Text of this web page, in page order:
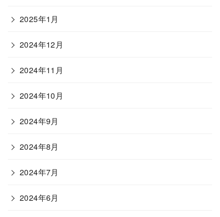
2025年1月
2024年12月
2024年11月
2024年10月
2024年9月
2024年8月
2024年7月
2024年6月